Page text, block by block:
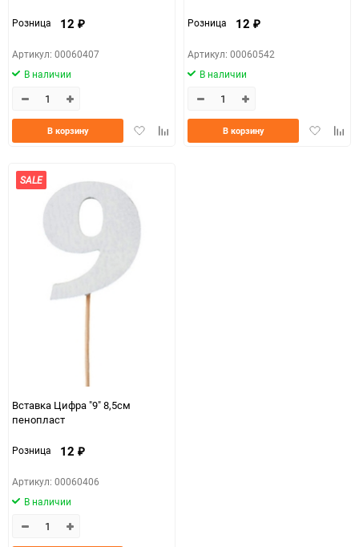
Розница 12 ₽
Артикул: 00060407
В наличии
ДобавитьДобавить
В корзину
Розница 12 ₽
Артикул: 00060542
В наличии
Добавить
В корзину
SALE
Вставка Цифра "9" 8,5см
пенопласт
Розница 12 ₽
Артикул: 00060406
В наличии